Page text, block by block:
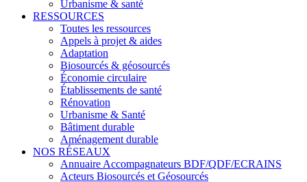
Urbanisme & santé
RESSOURCES
Toutes les ressources
Appels à projet & aides
Adaptation
Biosourcés & géosourcés
Économie circulaire
Établissements de santé
Rénovation
Urbanisme & Santé
Bâtiment durable
Aménagement durable
NOS RÉSEAUX
Annuaire Accompagnateurs BDF/QDF/ECRAINS
Acteurs Biosourcés et Géosourcés